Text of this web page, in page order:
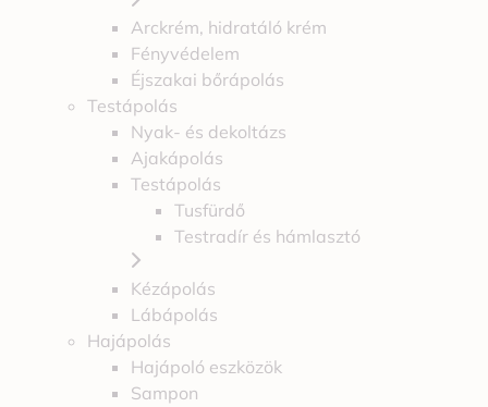
Arckrém, hidratáló krém
Fényvédelem
Éjszakai bőrápolás
Testápolás
Nyak- és dekoltázs
Ajakápolás
Testápolás
Tusfürdő
Testradír és hámlasztó
Kézápolás
Lábápolás
Hajápolás
Hajápoló eszközök
Sampon